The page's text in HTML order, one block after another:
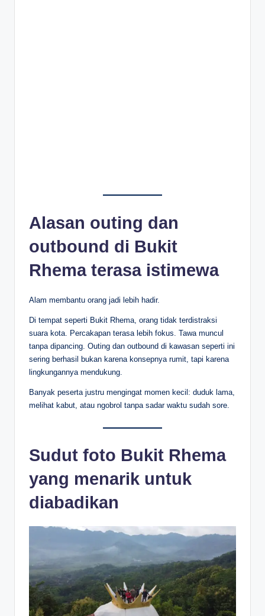
Alasan outing dan
outbound di Bukit
Rhema terasa istimewa
Alam membantu orang jadi lebih hadir.
Di tempat seperti Bukit Rhema, orang tidak terdistraksi
suara kota. Percakapan terasa lebih fokus. Tawa muncul
tanpa dipancing. Outing dan outbound di kawasan seperti ini
sering berhasil bukan karena konsepnya rumit, tapi karena
lingkungannya mendukung.
Banyak peserta justru mengingat momen kecil: duduk lama,
melihat kabut, atau ngobrol tanpa sadar waktu sudah sore.
Sudut foto Bukit Rhema
yang menarik untuk
diabadikan